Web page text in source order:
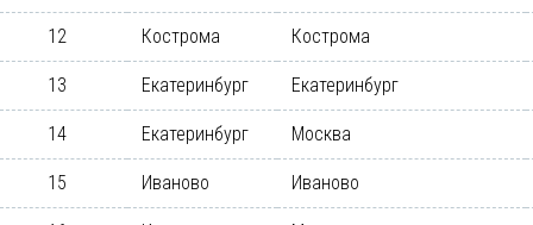
12 Кострома Кострома
13 Екатеринбург Екатеринбург
14 Екатеринбург Москва
15 Иваново Иваново